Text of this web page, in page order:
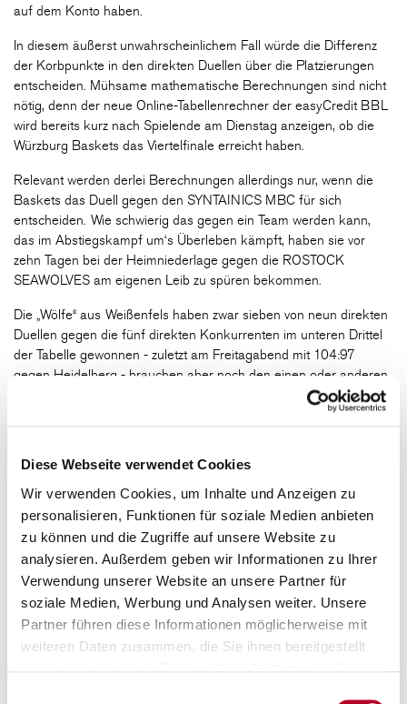
Diese Webseite verwendet Cookies
Wir verwenden Cookies, um Inhalte und Anzeigen zu
personalisieren, Funktionen für soziale Medien anbieten
zu können und die Zugriffe auf unsere Website zu
analysieren. Außerdem geben wir Informationen zu Ihrer
Verwendung unserer Website an unsere Partner für
soziale Medien, Werbung und Analysen weiter. Unsere
Partner führen diese Informationen möglicherweise mit
weiteren Daten zusammen, die Sie ihnen bereitgestellt
auf dem Konto haben.
In diesem äußerst unwahrscheinlichem Fall würde die Differenz
der Korbpunkte in den direkten Duellen über die Platzierungen
entscheiden. Mühsame mathematische Berechnungen sind nicht
nötig, denn der neue Online-Tabellenrechner der easyCredit BBL
wird bereits kurz nach Spielende am Dienstag anzeigen, ob die
Würzburg Baskets das Viertelfinale erreicht haben.
Relevant werden derlei Berechnungen allerdings nur, wenn die
Baskets das Duell gegen den SYNTAINICS MBC für sich
entscheiden. Wie schwierig das gegen ein Team werden kann,
das im Abstiegskampf um‘s Überleben kämpft, haben sie vor
zehn Tagen bei der Heimniederlage gegen die ROSTOCK
SEAWOLVES am eigenen Leib zu spüren bekommen.
Die „Wölfe“ aus Weißenfels haben zwar sieben von neun direkten
Duellen gegen die fünf direkten Konkurrenten im unteren Drittel
der Tabelle gewonnen - zuletzt am Freitagabend mit 104:97
gegen Heidelberg - brauchen aber noch den einen oder anderen
Sieg, um endgültig den Klassenerhalt feiern zu können.
Angeführt wird der MBC von einem us-amerikanischen Guard-
kommt der ehemalige Würzburger Charles „Chuck“ Callison (12,9
Punkte/3,9 Assists), der gegen Heidelberg 27 Punkte erzielte
und sechs Korbvorlagen verteilte.
Der Anfang des Jahres nachverpflichtete Scharfschütze
Jhonathan Dunn (10,3 Punkte/47 Prozent Dreierquote) kehrte
nach längerer Verletzungspause am Freitag zurück ins Wölfe-
Aufgebot. Bester deutscher Spieler beim SYNTAINICS MBC ist
Center Martin Breunig, der im Schnitt 11,6 Punkte und 5,2
Rebounds auflegt.
Sache für die Würzburg Baskets: Aufgrund einer starken zweiten